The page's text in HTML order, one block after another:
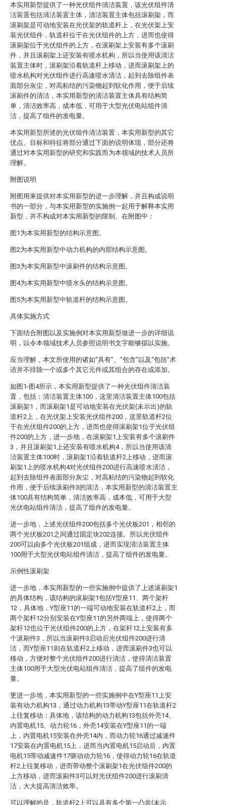
本实用新型提供了一种光伏组件清洁装置，该光伏组件清
洁装置包括清洁装置主体，清洁装置主体包括滚刷架，而
滚刷架是可动地安装在光伏架的轨道杆上，在光伏架上安
装光伏组件，轨道杆位于在光伏组件的上方，进而也使得
滚刷架位于光伏组件的上方，在滚刷架上安装有多个滚刷
件，并且滚刷架上还安装有喷水机构，所以当使用该清洁
装置主体时，滚刷架沿着轨道杆上移动，进而滚刷架上的
喷水机构对光伏组件进行高速喷水清洁，起到去除组件表
面部分灰尘，对高粘结的污染物起到软化作用，便于后续
滚刷件的清洁，本实用新型的清洁装置主体具有结构简
单，清洁效率高，成本低，可用于大型光伏电站组件清
洁，提高了组件的发电量。
本实用新型所述的光伏组件清洁装置，本实用新型的其它
优点、目标和特征将部分通过下面的说明体现，部分还将
通过对本实用新型的研究和实践而为本领域的技术人员所
理解。
附图说明
附图用来提供对本实用新型的进一步理解，并且构成说明
书的一部分，与本实用新型的实施例一起用于解释本实用
新型，并不构成对本实用新型的限制。在附图中：
图1为本实用新型的结构示意图。
图2为本实用新型中动力机构的内部结构示意图。
图3为本实用新型中滚刷件的结构示意图。
图4为本实用新型中喷水头的结构示意图。
图5为本实用新型中轨道杆的结构示意图。
具体实施方式
下面结合附图以及实施例对本实用新型做进一步的详细说
明，以令本领域技术人员参照说明书文字能够据以实施。
应当理解，本文所使用的诸如“具有”、“包含”以及“包括”术
语并不排除一个或多个其它元件或其组合的存在或添加。
如图1-图4所示，本实用新型提供了一种光伏组件清洁装
置，包括：清洁装置主体100，这里清洁装置主体100包括
滚刷架1，而滚刷架1是可动地安装在光伏架(未示出)的轨
道杆2上，在光伏架上安装光伏组件200，这里轨道杆2位
于在光伏组件200的上方，进而也使得滚刷架1位于光伏组
件200的上方，进一步地，在滚刷架1上安装有多个滚刷件
3，并且滚刷架1上还安装有喷水机构4，所以当使用该清
洁装置主体100时，滚刷架1沿着轨道杆2上移动，进而滚
刷架1上的喷水机构4对光伏组件200进行高速喷水清洁，
起到去除组件表面部分灰尘，对高粘结的污染物起到软化
作用，便于后续滚刷件3的清洁，本实用新型的清洁装置主
体100具有结构简单，清洁效率高，成本低，可用于大型
光伏电站组件清洁，提高了组件的发电量。
进一步地，上述光伏组件200包括多个光伏板201，相邻的
两个光伏板201之间通过固定块202连接。所以光伏组件
200可以由多个光伏板201组成，进而实现清洁装置主体
100用于大型光伏电站组件清洁，提高了组件的发电量。
示例性滚刷架
进一步地，本实用新型的一些实施例中提供了上述滚刷架1
的具体结构，该结构的滚刷架1包括Y型座11、两个架杆
12，具体地，Y型座11的一端可动地安装在轨道杆2上，而
两个架杆12分别安装在Y型座11的另外两端上，使得两个
架杆12也位于光伏组件200的上方，在架杆12上安装有多
个滚刷件3，所以当滚刷件3启动后光伏组件200进行清
洁，而Y型座11则在轨道杆2上移动，进而滚刷件3也可以
移动，方便对整个光伏组件200进行清洁，使得清洁装置
主体100用于大型光伏电站组件清洁，提高了组件的发电
量。
更进一步地，本实用新型的一些实施例中在Y型座11上安
装有动力机构13，通过动力机构13带动Y型座11在轨道杆2
上往复移动；具体地，该结构的动力机构13包括外壳14、
内置电机15、动力轮16，外壳14安装在Y型座11的一端
上，内置电机15安装在外壳14内，而动力轮16通过减速件
17安装在内置电机15上，进而当内置电机15启动后，内置
电机15带动减速件17驱动动力轮16，使得动力轮16在轨道
杆2上往复移动，进而带动整个滚刷架1在光伏组件200的
上方移动，进而滚刷件3可以对光伏组件200进行滚刷清
洁，大大提高清洁效率。
可以理解的是，轨道杆2上可以具有多个第一凸齿(未示